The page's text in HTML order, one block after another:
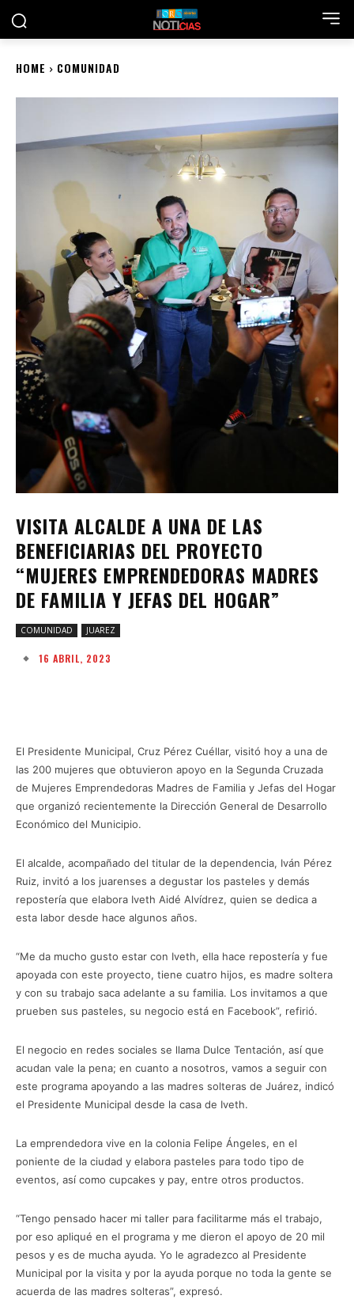
HOME COMUNIDAD
VISITA ALCALDE A UNA DE LAS
BENEFICIARIAS DEL PROYECTO
“MUJERES EMPRENDEDORAS MADRES
DE FAMILIA Y JEFAS DEL HOGAR”
COMUNIDAD JUAREZ
16 ABRIL, 2023
El Presidente Municipal, Cruz Pérez Cuéllar, visitó hoy a una de
las 200 mujeres que obtuvieron apoyo en la Segunda Cruzada
de Mujeres Emprendedoras Madres de Familia y Jefas del Hogar
que organizó recientemente la Dirección General de Desarrollo
Económico del Municipio.
El alcalde, acompañado del titular de la dependencia, Iván Pérez
Ruiz, invitó a los juarenses a degustar los pasteles y demás
repostería que elabora Iveth Aidé Alvídrez, quien se dedica a
esta labor desde hace algunos años.
“Me da mucho gusto estar con Iveth, ella hace repostería y fue
apoyada con este proyecto, tiene cuatro hijos, es madre soltera
y con su trabajo saca adelante a su familia. Los invitamos a que
prueben sus pasteles, su negocio está en Facebook”, refirió.
El negocio en redes sociales se llama Dulce Tentación, así que
acudan vale la pena; en cuanto a nosotros, vamos a seguir con
este programa apoyando a las madres solteras de Juárez, indicó
el Presidente Municipal desde la casa de Iveth.
La emprendedora vive en la colonia Felipe Ángeles, en el
poniente de la ciudad y elabora pasteles para todo tipo de
eventos, así como cupcakes y pay, entre otros productos.
“Tengo pensado hacer mi taller para facilitarme más el trabajo,
por eso apliqué en el programa y me dieron el apoyo de 20 mil
pesos y es de mucha ayuda. Yo le agradezco al Presidente
Municipal por la visita y por la ayuda porque no toda la gente se
acuerda de las madres solteras”, expresó.